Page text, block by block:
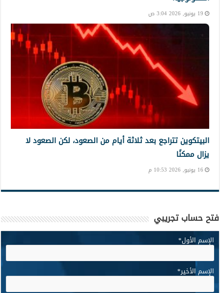
19 يونيو, 2026 3:04 ص
البيتكوين تتراجع بعد ثلاثة أيام من الصعود، لكن الصعود لا
يزال ممكنًا
16 يونيو, 2026 10:53 م
فتح حساب تجريبي
الإسم الأول*
الإسم الأخير*